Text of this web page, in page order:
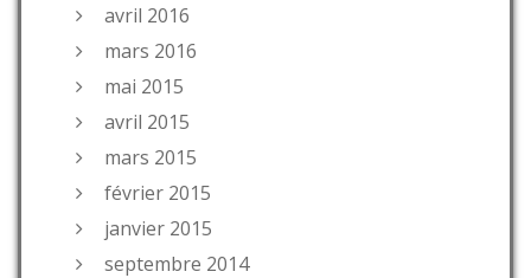
avril 2016
mars 2016
mai 2015
avril 2015
mars 2015
février 2015
janvier 2015
septembre 2014